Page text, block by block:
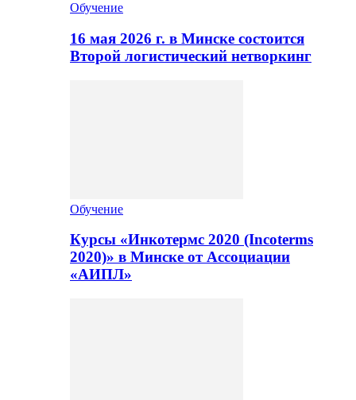
Обучение
16 мая 2026 г. в Минске состоится
Второй логистический нетворкинг
Обучение
Курсы «Инкотермс 2020 (Incoterms
2020)» в Минске от Ассоциации
«АИПЛ»